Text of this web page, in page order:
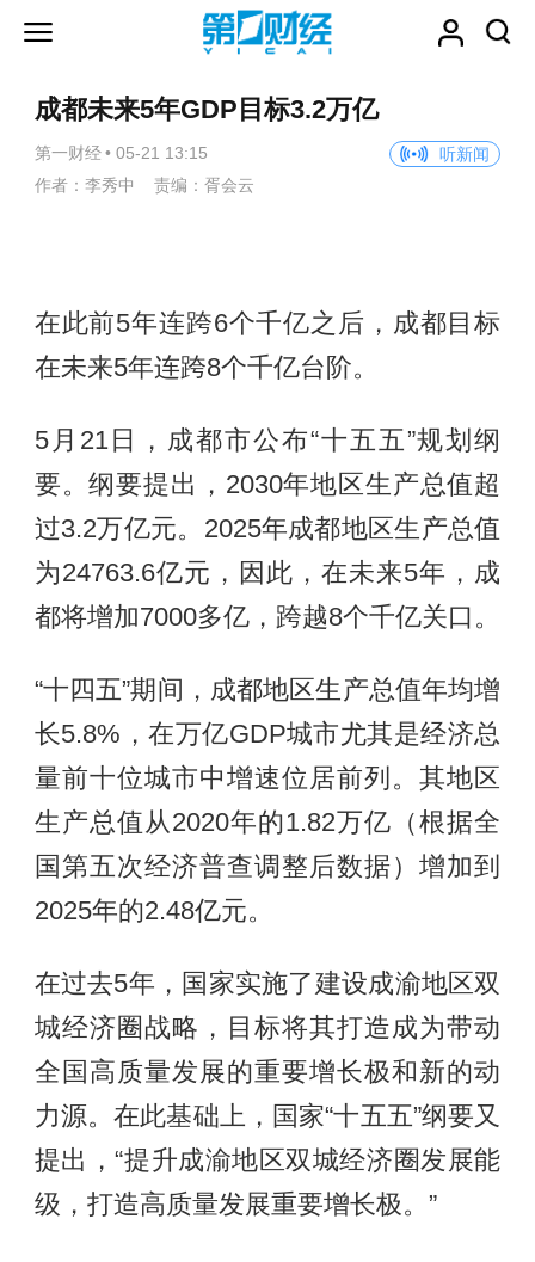
成都未来5年GDP目标3.2万亿
第一财经 • 05-21 13:15
听新闻
作者：李秀中 责编：胥会云
在此前5年连跨6个千亿之后，成都目标
在未来5年连跨8个千亿台阶。
5月21日，成都市公布“十五五”规划纲
要。纲要提出，2030年地区生产总值超
过3.2万亿元。2025年成都地区生产总值
为24763.6亿元，因此，在未来5年，成
都将增加7000多亿，跨越8个千亿关口。
“十四五”期间，成都地区生产总值年均增
长5.8%，在万亿GDP城市尤其是经济总
量前十位城市中增速位居前列。其地区
生产总值从2020年的1.82万亿（根据全
国第五次经济普查调整后数据）增加到
2025年的2.48亿元。
在过去5年，国家实施了建设成渝地区双
城经济圈战略，目标将其打造成为带动
全国高质量发展的重要增长极和新的动
力源。在此基础上，国家“十五五”纲要又
提出，“提升成渝地区双城经济圈发展能
级，打造高质量发展重要增长极。”